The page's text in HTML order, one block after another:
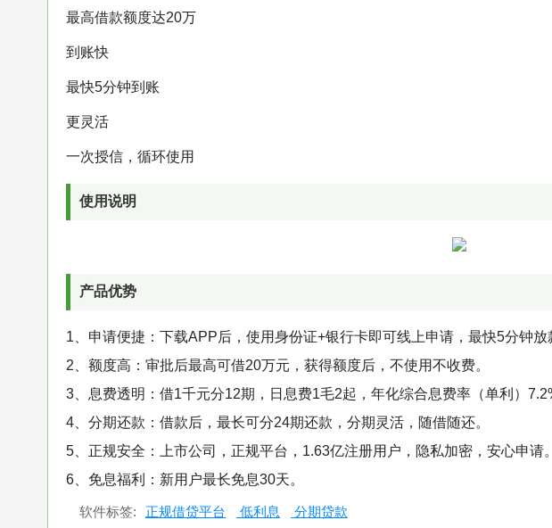
最高借款额度达20万
到账快
最快5分钟到账
更灵活
一次授信，循环使用
使用说明
产品优势
1、申请便捷：下载APP后，使用身份证+银行卡即可线上申请，最快5分钟放
2、额度高：审批后最高可借20万元，获得额度后，不使用不收费。
3、息费透明：借1千元分12期，日息费1毛2起，年化综合息费率（单利）
4、分期还款：借款后，最长可分24期还款，分期灵活，随借随还。
5、正规安全：上市公司，正规平台，1.63亿注册用户，隐私加密，安心申请。
6、免息福利：新用户最长免息30天。
软件标签: 正规借贷平台 低利息 分期贷款